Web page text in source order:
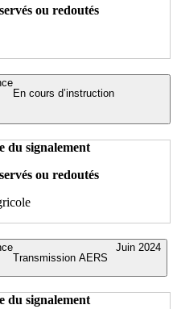
ou redoutés
En cours d’instruction
du signalement
ou redoutés
Juin 2024
Transmission AERS
du signalement